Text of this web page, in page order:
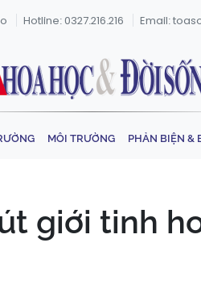
Hotline: 0327.216.216 Email:
MÔI TRƯỜNG PHẢN BIỆN &
giới tinh